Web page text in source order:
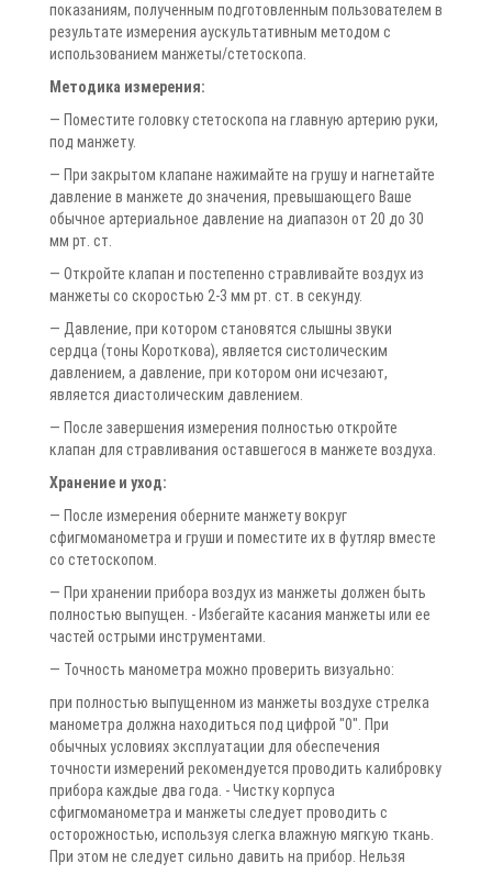
показаниям, полученным подготовленным пользователем в
результате измерения аускультативным методом с
использованием манжеты/стетоскопа.
Методика измерения:
— Поместите головку стетоскопа на главную артерию руки,
под манжету.
— При закрытом клапане нажимайте на грушу и нагнетайте
давление в манжете до значения, превышающего Ваше
обычное артериальное давление на диапазон от 20 до 30
мм рт. ст.
— Откройте клапан и постепенно стравливайте воздух из
манжеты со скоростью 2-3 мм рт. ст. в секунду.
— Давление, при котором становятся слышны звуки
сердца (тоны Короткова), является систолическим
давлением, а давление, при котором они исчезают,
является диастолическим давлением.
— После завершения измерения полностью откройте
клапан для стравливания оставшегося в манжете воздуха.
Хранение и уход:
— После измерения оберните манжету вокруг
сфигмоманометра и груши и поместите их в футляр вместе
со стетоскопом.
— При хранении прибора воздух из манжеты должен быть
полностью выпущен. - Избегайте касания манжеты или ее
частей острыми инструментами.
— Точность манометра можно проверить визуально:
при полностью выпущенном из манжеты воздухе стрелка
манометра должна находиться под цифрой "0". При
обычных условиях эксплуатации для обеспечения
точности измерений рекомендуется проводить калибровку
прибора каждые два года. - Чистку корпуса
сфигмоманометра и манжеты следует проводить с
осторожностью, используя слегка влажную мягкую ткань.
При этом не следует сильно давить на прибор. Нельзя